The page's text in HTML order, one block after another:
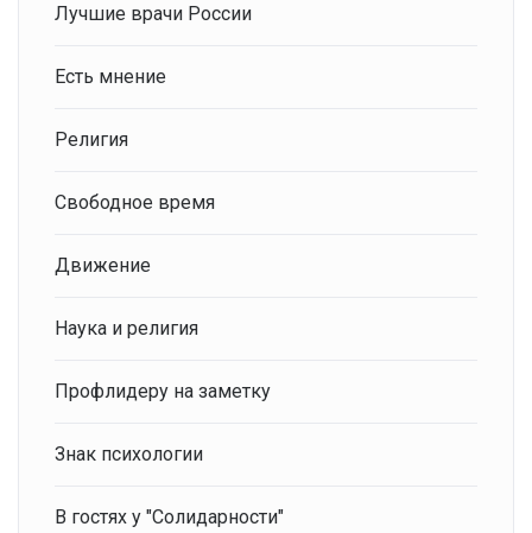
Лучшие врачи России
Есть мнение
Религия
Свободное время
Движение
Наука и религия
Профлидеру на заметку
Знак психологии
В гостях у "Солидарности"